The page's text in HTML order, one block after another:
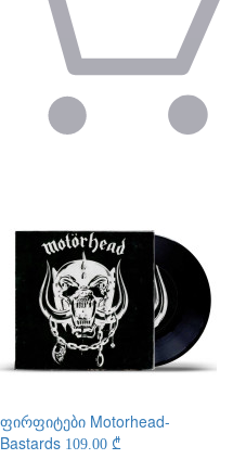
ფირფიტები Motorhead-
Bastards 109.00 ₾